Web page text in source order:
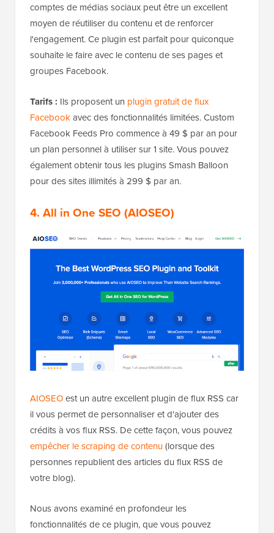
comptes de médias sociaux peut être un excellent
moyen de réutiliser du contenu et de renforcer
l'engagement. Ce plugin est parfait pour quiconque
souhaite le faire avec le contenu de ses pages et
groupes Facebook.
Tarifs : Ils proposent un plugin gratuit de flux
Facebookavec des fonctionnalités limitées. Custom
Facebook Feeds Pro commence à 49 $ par an pour
un plan personnel à utiliser sur 1 site. Vous pouvez
également obtenir tous les plugins Smash Balloon
pour des sites illimités à 299 $ par an.
4. All in One SEO (AIOSEO)
AIOSEOest un autre excellent plugin de flux RSS car
il vous permet de personnaliser et d'ajouter des
crédits à vos flux RSS. De cette façon, vous pouvez
empêcher le scraping de contenu(lorsque des
personnes republient des articles du flux RSS de
votre blog).
Nous avons examiné en profondeur les
fonctionnalités de ce plugin, que vous pouvez